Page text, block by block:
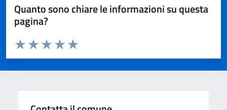
Quanto sono chiare le informazioni su questa
pagina?
Valuta da 1 a 5 stelle la pagina
Valuta 5 stelle su 5
Valuta 4 stelle su 5
Valuta 3 stelle su 5
Valuta 2 stelle su 5
Valuta 1 stelle su 5